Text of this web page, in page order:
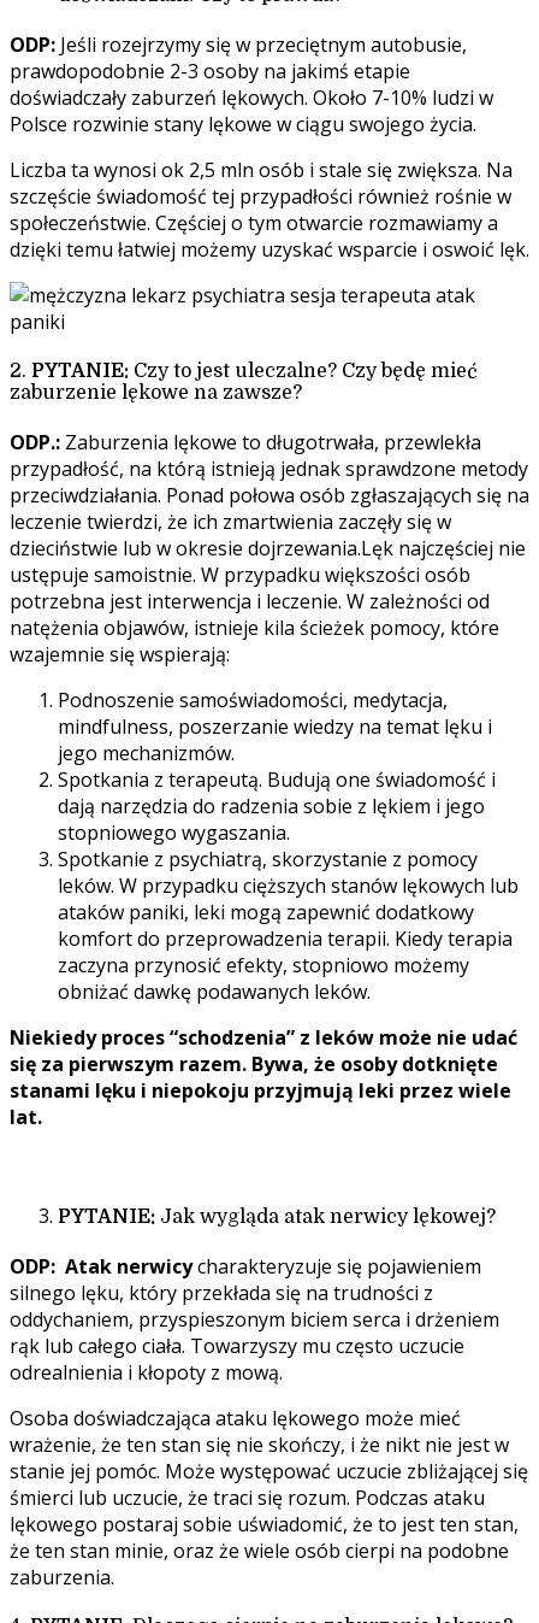
ODP: Jeśli rozejrzymy się w przeciętnym autobusie,
prawdopodobnie 2-3 osoby na jakimś etapie
doświadczały zaburzeń lękowych. Około 7-10% ludzi w
Polsce rozwinie stany lękowe w ciągu swojego życia.
Liczba ta wynosi ok 2,5 mln osób i stale się zwiększa. Na
szczęście świadomość tej przypadłości również rośnie w
społeczeństwie. Częściej o tym otwarcie rozmawiamy a
dzięki temu łatwiej możemy uzyskać wsparcie i oswoić lęk.
2. PYTANIE: Czy to jest uleczalne? Czy będę mieć
zaburzenie lękowe na zawsze?
ODP.: Zaburzenia lękowe to długotrwała, przewlekła
przypadłość, na którą istnieją jednak sprawdzone metody
przeciwdziałania. Ponad połowa osób zgłaszających się na
leczenie twierdzi, że ich zmartwienia zaczęły się w
dzieciństwie lub w okresie dojrzewania.Lęk najczęściej nie
ustępuje samoistnie. W przypadku większości osób
potrzebna jest interwencja i leczenie. W zależności od
natężenia objawów, istnieje kila ścieżek pomocy, które
wzajemnie się wspierają:
Podnoszenie samoświadomości, medytacja,
mindfulness, poszerzanie wiedzy na temat lęku i
jego mechanizmów.
Spotkania z terapeutą. Budują one świadomość i
dają narzędzia do radzenia sobie z lękiem i jego
stopniowego wygaszania.
Spotkanie z psychiatrą, skorzystanie z pomocy
leków. W przypadku cięższych stanów lękowych lub
ataków paniki, leki mogą zapewnić dodatkowy
komfort do przeprowadzenia terapii. Kiedy terapia
zaczyna przynosić efekty, stopniowo możemy
obniżać dawkę podawanych leków.
Niekiedy proces “schodzenia” z leków może nie udać
się za pierwszym razem. Bywa, że osoby dotknięte
stanami lęku i niepokoju przyjmują leki przez wiele
lat.
PYTANIE: Jak wygląda atak nerwicy lękowej?
ODP: Atak nerwicycharakteryzuje się pojawieniem
silnego lęku, który przekłada się na trudności z
oddychaniem, przyspieszonym biciem serca i drżeniem
rąk lub całego ciała. Towarzyszy mu często uczucie
odrealnienia i kłopoty z mową.
Osoba doświadczająca ataku lękowego może mieć
wrażenie, że ten stan się nie skończy, i że nikt nie jest w
stanie jej pomóc. Może występować uczucie zbliżającej się
śmierci lub uczucie, że traci się rozum. Podczas ataku
lękowego postaraj sobie uświadomić, że to jest ten stan,
że ten stan minie, oraz że wiele osób cierpi na podobne
zaburzenia.